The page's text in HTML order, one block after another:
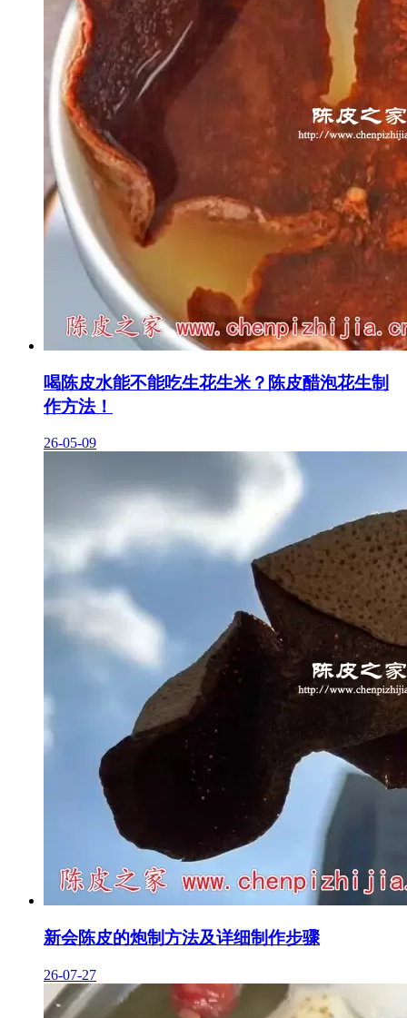
喝陈皮水能不能吃生花生米？陈皮醋泡花生制
作方法！
26-05-09
新会陈皮的炮制方法及详细制作步骤
26-07-27